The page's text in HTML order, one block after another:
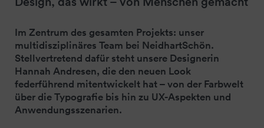
Im Zentrum des gesamten Projekts: unser
multidisziplinäres Team bei NeidhartSchön.
Stellvertretend dafür steht unsere Designerin
Hannah Andresen, die den neuen Look
federführend mitentwickelt hat – von der Farbwelt
über die Typografie bis hin zu UX-Aspekten und
Anwendungsszenarien.